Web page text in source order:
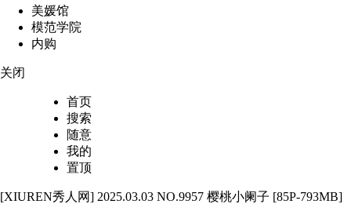
美媛馆
模范学院
内购
关闭
首页
搜索
随意
我的
置顶
[XIUREN秀人网] 2025.03.03 NO.9957 樱桃小阑子 [85P-793MB]